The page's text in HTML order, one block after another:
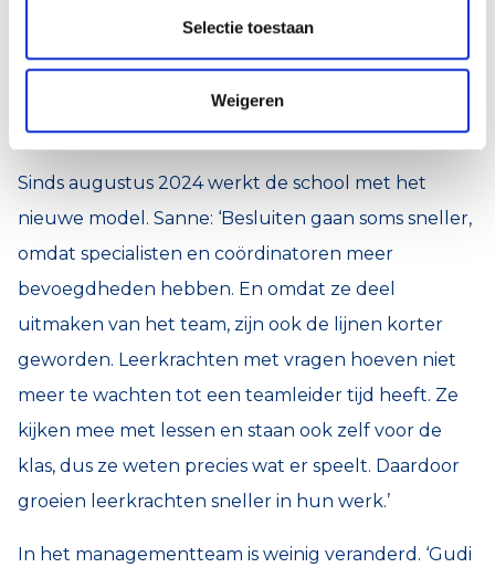
Selectie toestaan
Weigeren
Gudi Kurstjens, teamleider basisschool
PassePartout
Voordelen in de praktijk
Sinds augustus 2024 werkt de school met het
nieuwe model. Sanne: ‘Besluiten gaan soms sneller,
omdat specialisten en coördinatoren meer
bevoegdheden hebben. En omdat ze deel
uitmaken van het team, zijn ook de lijnen korter
geworden. Leerkrachten met vragen hoeven niet
meer te wachten tot een teamleider tijd heeft. Ze
kijken mee met lessen en staan ook zelf voor de
klas, dus ze weten precies wat er speelt. Daardoor
groeien leerkrachten sneller in hun werk.’
In het managementteam is weinig veranderd. ‘Gudi